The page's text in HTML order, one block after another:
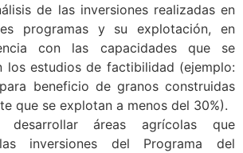
de las inversiones realizadas en
programas y su explotación, en
con las capacidades que se
los estudios de factibilidad (ejemplo:
beneficio de granos construidas
que se explotan a menos del 30%).
áreas agrícolas que
inversiones del Programa del